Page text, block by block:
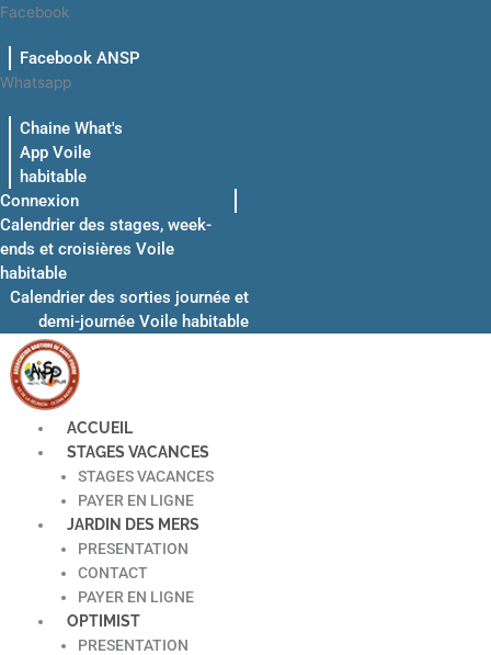
Aller
contenu
Facebook
Facebook ANSP
Whatsapp
Chaine What's
App Voile
habitable
Connexion
Calendrier des stages, week-
ends et croisières Voile
habitable
Calendrier des sorties journée et
demi-journée Voile habitable
ACCUEIL
STAGES VACANCES
STAGES VACANCES
PAYER EN LIGNE
JARDIN DES MERS
PRESENTATION
CONTACT
PAYER EN LIGNE
OPTIMIST
PRESENTATION